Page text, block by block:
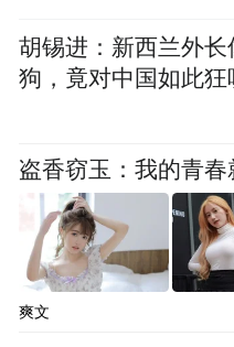
胡锡进：新西兰外长
狗，竟对中国如此狂
盗香窃玉：我的青
爽文